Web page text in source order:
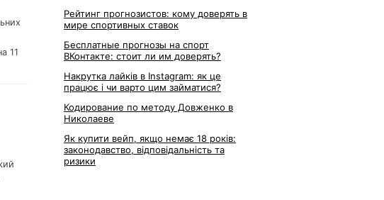
11
Рейтинг прогнозистов: кому доверять в
мире спортивных ставок
Бесплатные прогнозы на спорт
ВКонтакте: стоит ли им доверять?
Накрутка лайків в Instagram: як це
працює і чи варто цим займатися?
Кодирование по методу Довженко в
Николаеве
Як купити вейп, якщо немає 18 років:
законодавство, відповідальність та
ризики